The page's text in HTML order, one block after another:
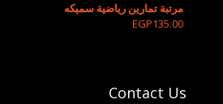
مرتبة تمارين رياضية سميكه
EGP135.00
Contact Us